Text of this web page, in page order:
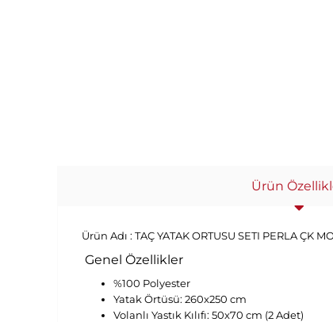
Ürün
Ürün Adı : TAÇ YATAK ORTUSU SETI PERLA ÇK
Genel Özellikler
%100 Polyester
Yatak Örtüsü: 260x250 cm
Volanlı Yastık Kılıfı: 50x70 cm (2 Adet)